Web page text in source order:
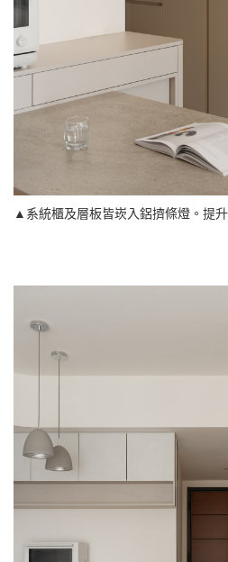
▲系統櫃及層板皆崁入鋁擠條燈。提升